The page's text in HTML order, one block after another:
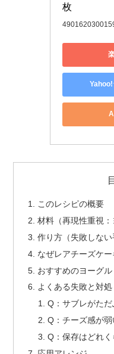
枚
Yahoo!
このレシピの概要
材料（再現性重視：
作り方（失敗しない
なぜレアチーズケー
おすすめのヨーグル
よくある失敗と対処
Q：サブレがた
Q：チーズ感が弱
Q：保存はどれく